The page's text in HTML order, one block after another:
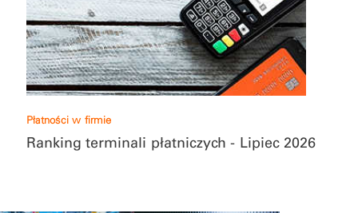
Płatności w firmie
Ranking terminali płatniczych - Lipiec 2026